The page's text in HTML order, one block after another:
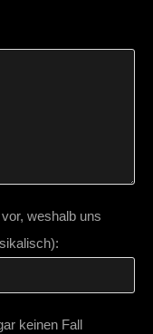
weshalb uns
keinen Fall